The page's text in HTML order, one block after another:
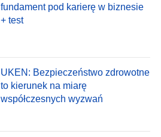
fundament pod karierę w biznesie
+ test
UKEN: Bezpieczeństwo zdrowotne
to kierunek na miarę
współczesnych wyzwań